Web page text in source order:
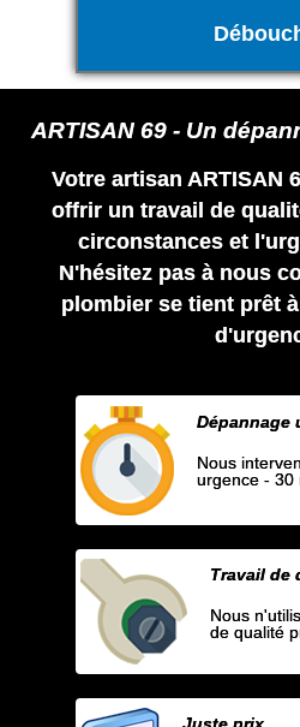
ARTISAN 69 - Un
Votre artisan ARTISAN
offrir un travail de
circonstances et
N'hésitez pas à nous
plombier se tient prêt
Dépannage
Nous
urgence - 30
Travail de
Nous
de qualité